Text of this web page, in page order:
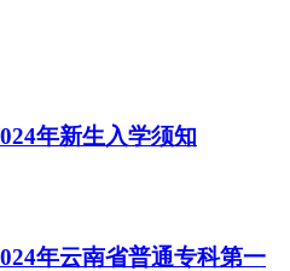
年新生入学须知
年云南省普通专科第一